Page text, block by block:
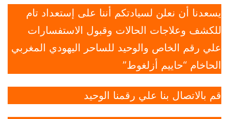
يسعدنا أن نعلن لسيادتكم أننا على إستعداد تام
للكشف وعلاجات الحالات وقبول الاستفسارات
علي رقم الخاص والوحيد للساحر اليهودي المغربي
الحاخام “حاييم أزلغوط”
قم بالاتصال بنا علي رقمنا الوحيد